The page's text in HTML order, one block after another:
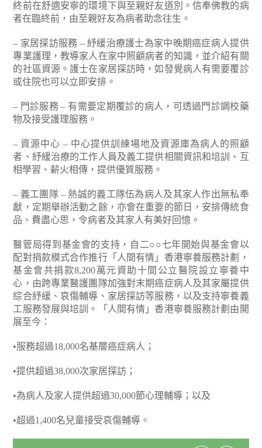
終前在舒適安寧的環境下與至親好友道別。信奉佛教的病
者在臨終前，由至親好友為病者助念往生。
– 家居探訪服務 – 紓緩治療護士為家中晚期癌症病人提供
專業護理，教導家人在家中照顧病者的知識，並介紹有關
的社區資源。護士在家居探訪時，如發覺病人有需要覆診
或住院也可以立即安排。
– 門診服務 – 有需要定期覆診的病人，可透過門診調校藥
物及接受護理服務。
– 資源中心 – 中心提供訓練場地及資源庫為病人的照顧
者、紓緩治療的工作人員及義工提供相關資訊和培訓、互
相學習、薪火相傳，提供優質服務。
– 義工團隊 – 熱誠的義工隊伍為病人及其家人作出無私奉
獻，定期舉辦活動之餘，亦會在重要的節日，安排傳統食
品、費盡心思，令病者及其家人有美好回憶。
醫管局得到基金會的支持，自二○○七年開始與基金會以
配對捐款模式合作推行「人間有情」香港寧養服務計劃，
基金會共捐款8,200萬元資助十間公立醫院設立寧養中
心，由跨專業醫護團隊加強對末期癌症病人及其家屬提供
綜合紓緩、哀傷輔導、家居探訪等服務，以及支持寧養義
工服務發展與培訓。「人間有情」香港寧養服務計劃由開
展至今：
•服務超過18,000名基層癌症病人；
•提供超過38,000次家居探訪；
•為病人及家人提供超過30,000節心理輔導；以及
•超過1,400名兒童接受哀傷輔導。